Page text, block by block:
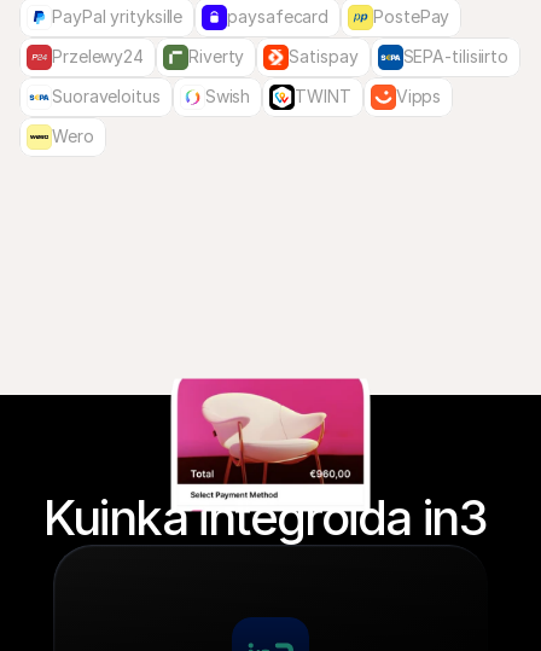
PayPal yrityksille
paysafecard
PostePay
Przelewy24
Riverty Satispay
SEPA-tilisiirto
Suoraveloitus
Swish TWINT
Vipps
Wero
Kuinka integroida in3